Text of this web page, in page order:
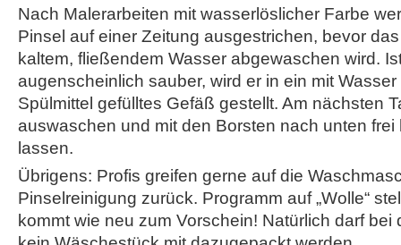
Nach Malerarbeiten mit wasserlöslicher Farbe
Pinsel auf einer Zeitung ausgestrichen, bevor
kaltem, fließendem Wasser abgewaschen wird.
augenscheinlich sauber, wird er in ein mit
Spülmittel gefülltes Gefäß gestellt. Am nächsten
auswaschen und mit den Borsten nach unten
lassen.
Übrigens: Profis greifen gerne auf die
Pinselreinigung zurück. Programm auf „Wolle“
kommt wie neu zum Vorschein! Natürlich darf bei